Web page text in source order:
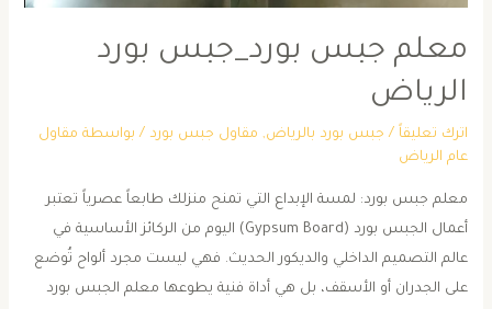
معلم جبس بورد_جبس بورد
الرياض
اترك تعليقاً / جبس بورد بالرياض, مقاول جبس بورد / بواسطة مقاول
عام الرياض
معلم جبس بورد: لمسة الإبداع التي تمنح منزلك طابعاً عصرياً ​تعتبر
أعمال الجبس بورد (Gypsum Board) اليوم من الركائز الأساسية في
عالم التصميم الداخلي والديكور الحديث. فهي ليست مجرد ألواح تُوضع
على الجدران أو الأسقف، بل هي أداة فنية يطوعها معلم الجبس بورد